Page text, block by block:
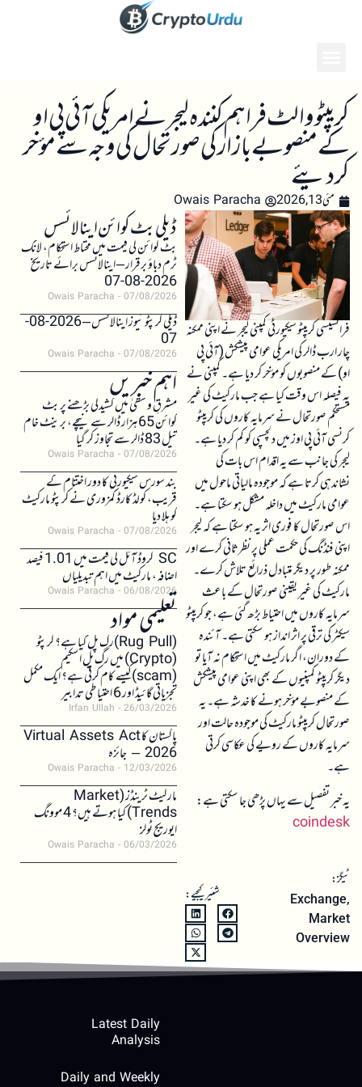
کریپٹو والٹ فراہم کنندہ لیجر نے امریکی آئی پی او
کے منصوبے بازار کی صورتحال کی وجہ سے مؤخر
کر دیئے
مئی 13, 2026 Owais Paracha
فرانسیسی کریپٹو سیکیورٹی کمپنی لیجر نے اپنی ممکنہ
چار ارب ڈالر کی امریکی عوامی پیشکش (آئی پی
او) کے منصوبوں کو مؤخر کر دیا ہے۔ کمپنی نے
یہ فیصلہ اس وقت کیا ہے جب مارکیٹ کی غیر
مستحکم صورتحال نے سرمایہ کاروں کی کریپٹو
کرنسی آئی پی اوز میں دلچسپی کو کم کر دیا ہے۔
لیجر کی جانب سے یہ اقدام اس بات کی
نشاندہی کرتا ہے کہ موجودہ مالیاتی ماحول میں
عوامی مارکیٹ میں داخلہ مشکل ہو سکتا ہے۔
اس صورتحال کا فوری اثر یہ ہو سکتا ہے کہ لیجر
اپنی فنڈنگ کی حکمت عملی پر نظرثانی کرے اور
ممکنہ طور پر دیگر متبادل ذرائع تلاش کرے۔
مارکیٹ کی غیر یقینی صورتحال کے باعث
سرمایہ کاروں میں احتیاط بڑھ گئی ہے، جو کریپٹو
سیکٹر کی ترقی پر اثر انداز ہو سکتی ہے۔ آئندہ
کے دوران، اگر مارکیٹ میں استحکام نہ آیا تو
دیگر کریپٹو کمپنیوں کے بھی اپنی عوامی پیشکش
کے منصوبے مؤخر ہونے کا خدشہ ہے۔ یہ
صورتحال کریپٹو مارکیٹ کی موجودہ حالت اور
سرمایہ کاروں کے رویے کی عکاسی کرتی
ہے۔
یہ خبر تفصیل سے یہاں پڑھی جا سکتی ہے:
coindesk
ٹیگز:
Exchange,
Market
Overview
شئیر کیجیے:
ڈیلی بٹ کوائن اینالائسس
بٹ کوائن کی قیمت میں محتاط استحکام، لانگ
ٹرم دباؤ برقرار – اینالائسس برائے تاریخ
2026-08-07
Owais Paracha 07/08/2026
ڈیلی کرپٹو نیوز اینالائسس – 2026-08-
07
Owais Paracha 07/08/2026
اہم خبریں
مشرقِ وسطیٰ میں کشیدگی بڑھنے پر بٹ
کوائن 65 ہزار ڈالر سے نیچے، برینٹ خام
تیل 83 ڈالر سے تجاوز کر گیا
Owais Paracha 07/08/2026
بند سورس سیکیورٹی کا دور اختتام کے
قریب، کولڈ کارڈ کمزوری نے کرپٹو مارکیٹ
کو ہلا دیا
Owais Paracha 07/08/2026
SC کروڈ آئل کی قیمت میں 1.01 فیصد
اضافہ، مارکیٹ میں اہم تبدیلیاں
Owais Paracha 06/08/2026
تعلیمی مواد(Rug Pull)رگ پل کیا ہے؟ کرپٹو
(Crypto) میں رگ پل اسکیم
(scam)کیسے کام کرتی ہے؟ ایک مکمل
تجزیاتی گائیڈ اور 6 احتیاطی تدابیر
Irfan Ullah 26/03/2026
پاکستان کا Virtual Assets Act
2026 – جائزہ
Owais Paracha 12/03/2026
مارکیٹ ٹرینڈز (Market
Trends) کیا ہوتے ہیں؟ 4 موونگ
ایوریج ٹولز
Owais Paracha 06/03/2026
Latest Daily
Analysis
Daily and Weekly